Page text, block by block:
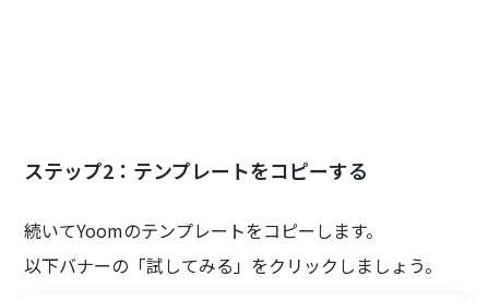
ステップ2：テンプレートをコピーする
続いてYoomのテンプレートをコピーします。
以下バナーの「試してみる」をクリックしましょう。